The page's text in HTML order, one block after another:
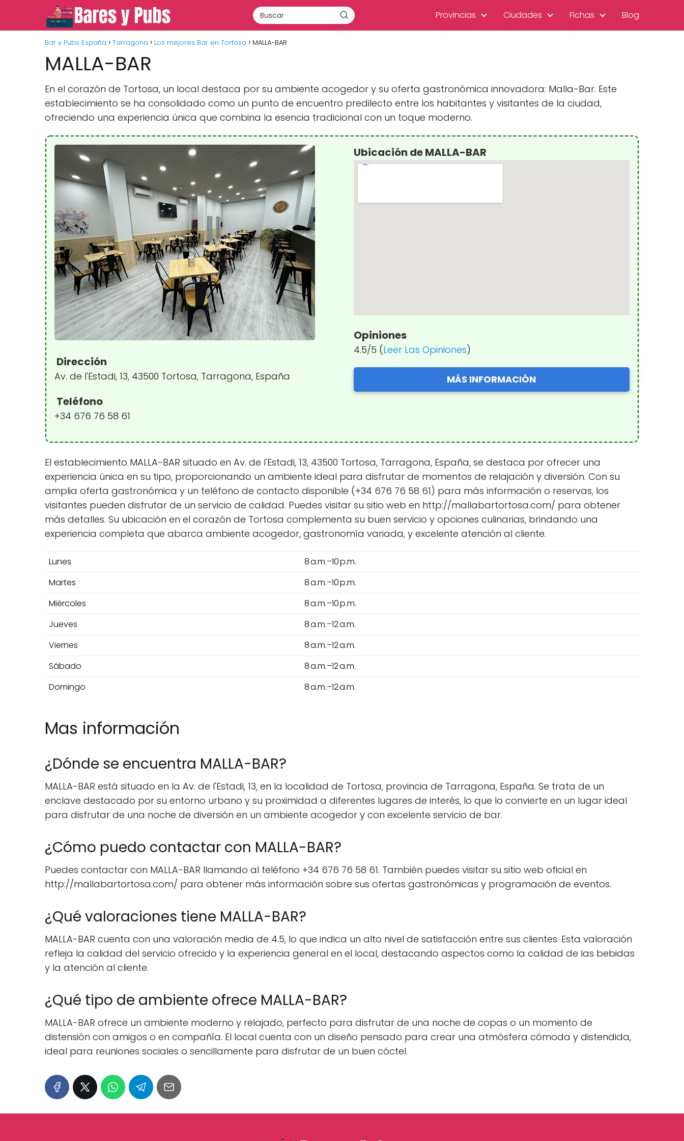
Provincias Ciudades Fichas Blog
Bar y Pubs España Tarragona Los mejores Bar en Tortosa MALLA-BAR
MALLA-BAR
En el corazón de Tortosa, un local destaca por su ambiente acogedor y su oferta gastronómica innovadora: Malla-Bar. Este
establecimiento se ha consolidado como un punto de encuentro predilecto entre los habitantes y visitantes de la ciudad,
ofreciendo una experiencia única que combina la esencia tradicional con un toque moderno.
Dirección
Av. de l'Estadi, 13, 43500 Tortosa, Tarragona, España
Teléfono
+34 676 76 58 61
Ubicación de MALLA-BAR
Opiniones
4.5/5 (Leer Las Opiniones)
MÁS INFORMACIÓN
El establecimiento MALLA-BAR situado en Av. de l'Estadi, 13, 43500 Tortosa, Tarragona, España, se destaca por ofrecer una
experiencia única en su tipo, proporcionando un ambiente ideal para disfrutar de momentos de relajación y diversión. Con su
amplia oferta gastronómica y un teléfono de contacto disponible (+34 676 76 58 61) para más información o reservas, los
visitantes pueden disfrutar de un servicio de calidad. Puedes visitar su sitio web en http://mallabartortosa.com/ para obtener
más detalles. Su ubicación en el corazón de Tortosa complementa su buen servicio y opciones culinarias, brindando una
experiencia completa que abarca ambiente acogedor, gastronomía variada, y excelente atención al cliente.
Lunes
8 a.m.–10 p.m.
Martes
8 a.m.–10 p.m.
Miércoles
8 a.m.–10 p.m.
Jueves
8 a.m.–12 a.m.
Viernes
8 a.m.–12 a.m.
Sábado
8 a.m.–12 a.m.
Domingo
8 a.m.–12 a.m.
Mas información
¿Dónde se encuentra MALLA-BAR?
MALLA-BAR está situado en la Av. de l'Estadi, 13, en la localidad de Tortosa, provincia de Tarragona, España. Se trata de un
enclave destacado por su entorno urbano y su proximidad a diferentes lugares de interés, lo que lo convierte en un lugar ideal
para disfrutar de una noche de diversión en un ambiente acogedor y con excelente servicio de bar.
¿Cómo puedo contactar con MALLA-BAR?
Puedes contactar con MALLA-BAR llamando al teléfono +34 676 76 58 61. También puedes visitar su sitio web oficial en
http://mallabartortosa.com/ para obtener más información sobre sus ofertas gastronómicas y programación de eventos.
¿Qué valoraciones tiene MALLA-BAR?
MALLA-BAR cuenta con una valoración media de 4.5, lo que indica un alto nivel de satisfacción entre sus clientes. Esta valoración
refleja la calidad del servicio ofrecido y la experiencia general en el local, destacando aspectos como la calidad de las bebidas
y la atención al cliente.
¿Qué tipo de ambiente ofrece MALLA-BAR?
MALLA-BAR ofrece un ambiente moderno y relajado, perfecto para disfrutar de una noche de copas o un momento de
distensión con amigos o en compañía. El local cuenta con un diseño pensado para crear una atmósfera cómoda y distendida,
ideal para reuniones sociales o sencillamente para disfrutar de un buen cóctel.